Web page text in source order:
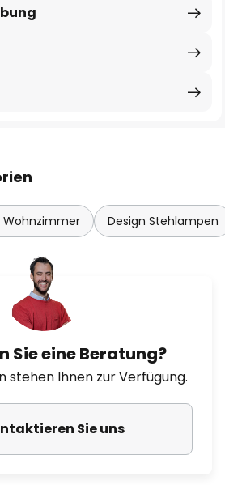
Wohnzimmer Design Stehlampen
Sie eine Beratung?
stehen Ihnen zur Verfügung.
Sie uns